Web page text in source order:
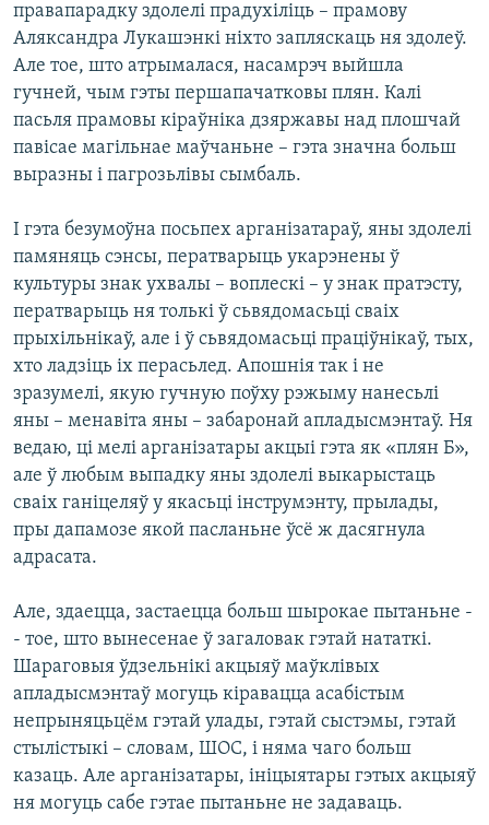
правапарадку здолелі прадухіліць – прамову
Аляксандра Лукашэнкі ніхто запляскаць ня здолеў.
Але тое, што атрымалася, насамрэч выйшла
гучней, чым гэты першапачатковы плян. Калі
пасьля прамовы кіраўніка дзяржавы над плошчай
павісае магільнае маўчаньне – гэта значна больш
выразны і пагрозьлівы сымбаль.
І гэта безумоўна посьпех арганізатараў, яны здолелі
памяняць сэнсы, ператварыць укарэнены ў
культуры знак ухвалы – воплескі – у знак пратэсту,
ператварыць ня толькі ў сьвядомасьці сваіх
прыхільнікаў, але і ў сьвядомасьці праціўнікаў, тых,
хто ладзіць іх перасьлед. Апошнія так і не
зразумелі, якую гучную поўху рэжыму нанесьлі
яны – менавіта яны – забаронай апладысмэнтаў. Ня
ведаю, ці мелі арганізатары акцыі гэта як «плян Б»,
але ў любым выпадку яны здолелі выкарыстаць
сваіх ганіцеляў у якасьці інструмэнту, прылады,
пры дапамозе якой пасланьне ўсё ж дасягнула
адрасата.
Але, здаецца, застаецца больш шырокае пытаньне -
- тое, што вынесенае ў загаловак гэтай нататкі.
Шараговыя ўдзельнікі акцыяў маўклівых
апладысмэнтаў могуць кіравацца асабістым
непрыняцьцём гэтай улады, гэтай сыстэмы, гэтай
стылістыкі – словам, ШОС, і няма чаго больш
казаць. Але арганізатары, ініцыятары гэтых акцыяў
ня могуць сабе гэтае пытаньне не задаваць.